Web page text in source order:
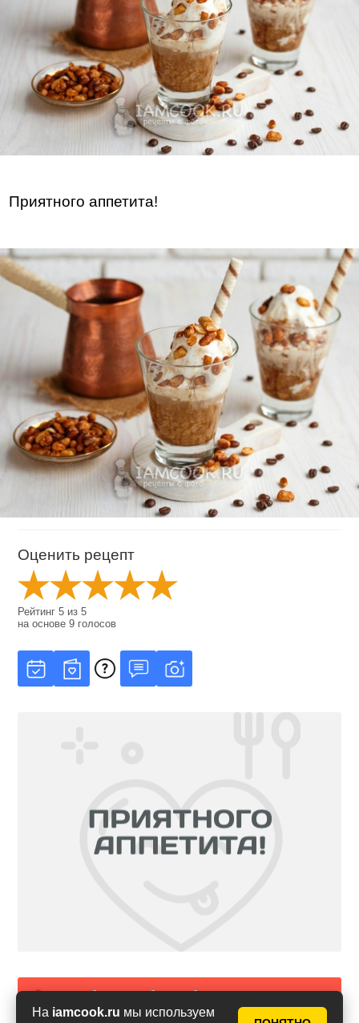
На iamcook.ru мы используем
Приятного аппетита!
Оценить рецепт
Рейтинг5 из5
на основе9 голосов
Сообщить об ошибке в рецепте